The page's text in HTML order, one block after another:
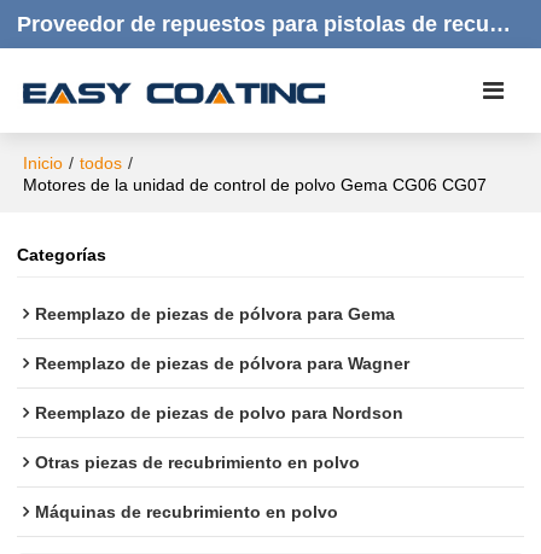
Proveedor de repuestos para pistolas de recubrimiento en polvo | Productos de calidad, respuesta rápida y atención al cliente amable.
Inicio / todos /
Motores de la unidad de control de polvo Gema CG06 CG07
Categorías
Reemplazo de piezas de pólvora para Gema
Reemplazo de piezas de pólvora para Wagner
Reemplazo de piezas de polvo para Nordson
Otras piezas de recubrimiento en polvo
Máquinas de recubrimiento en polvo